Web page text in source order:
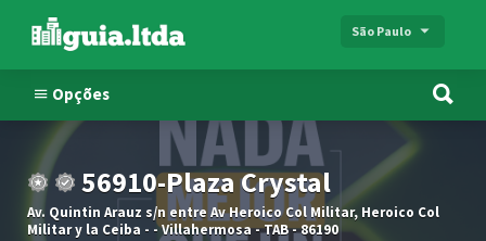
São Paulo
Opções
56910-Plaza Crystal
Av. Quintin Arauz s/n entre Av Heroico Col Militar, Heroico Col
Militar y la Ceiba - - Villahermosa - TAB - 86190